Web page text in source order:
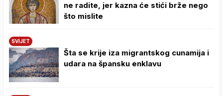
ne radite, jer kazna će stići brže nego
što mislite
SVIJET
Šta se krije iza migrantskog cunamija i
udara na špansku enklavu